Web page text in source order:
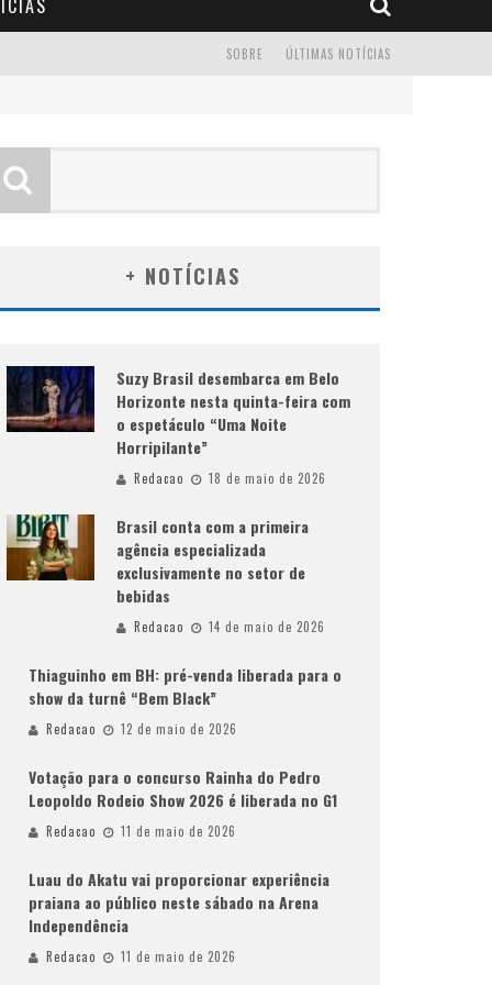
ÚLTIMAS NOTÍCIAS
SOBRE
+ NOTÍCIAS
Suzy Brasil desembarca em Belo
Horizonte nesta quinta-feira com
o espetáculo “Uma Noite
Horripilante”
Redacao 18 de maio de 2026
Brasil conta com a primeira
agência especializada
exclusivamente no setor de
bebidas
Redacao 14 de maio de 2026
Thiaguinho em BH: pré-venda liberada para o
show da turnê “Bem Black”
Redacao 12 de maio de 2026
Votação para o concurso Rainha do Pedro
Leopoldo Rodeio Show 2026 é liberada no G1
Redacao 11 de maio de 2026
Luau do Akatu vai proporcionar experiência
praiana ao público neste sábado na Arena
Independência
Redacao 11 de maio de 2026